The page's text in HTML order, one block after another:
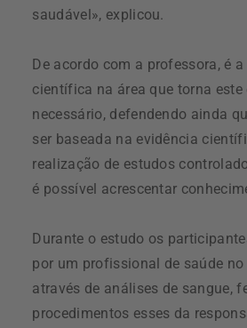
saudável», explicou.
De acordo com a professora, é
científica na área que torna este
necessário, defendendo ainda
ser baseada na evidência
realização de estudos
é possível acrescentar
Durante o estudo os
por um profissional de saúde
através de análises de sangue,
procedimentos esses da